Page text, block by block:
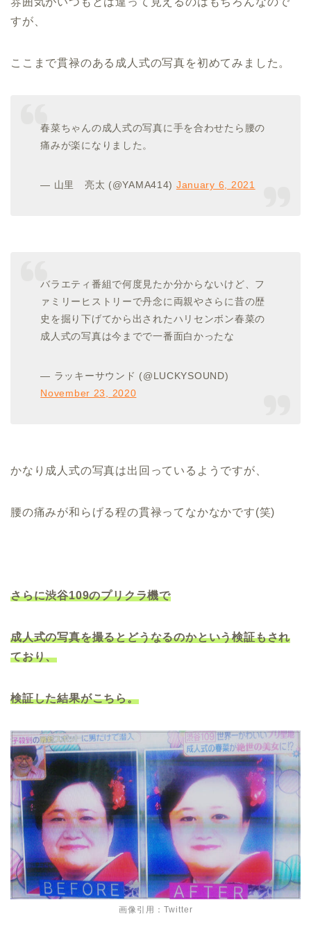
すが、
ここまで貫禄のある成人式の写真を初めてみました。
春菜ちゃんの成人式の写真に手を合わせたら腰の
痛みが楽になりました。
— 山里 亮太 (@YAMA414) January 6, 2021
バラエティ番組で何度見たか分からないけど、フ
ァミリーヒストリーで丹念に両親やさらに昔の歴
史を掘り下げてから出されたハリセンボン春菜の
成人式の写真は今までで一番面白かったな
— ラッキーサウンド (@LUCKYSOUND)
November 23, 2020
かなり成人式の写真は出回っているようですが、
腰の痛みが和らげる程の貫禄ってなかなかです(笑)
さらに渋谷109のプリクラ機で
成人式の写真を撮るとどうなるのかという検証もされ
ており、
検証した結果がこちら。
画像引用：Twitter